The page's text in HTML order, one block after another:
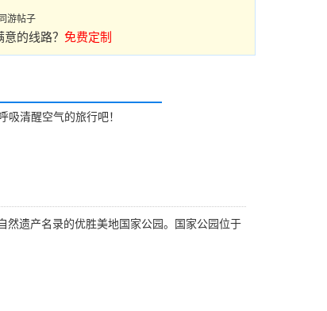
游帖子
的线路？ 免费定制
清醒空气的旅行吧！
然遗产名录的优胜美地国家公园。国家公园位于